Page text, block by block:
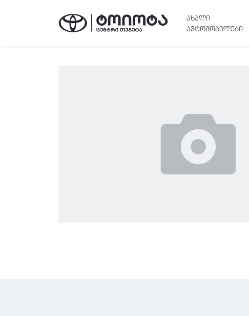
ᲐᲮᲐᲚᲘ
ᲐᲕᲢᲝᲛᲝᲑᲘᲚᲔᲑᲘ